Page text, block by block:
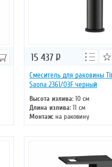
Смеситель для раковины
Saona 2361/03F черный
Высота излива: 10 см
Длина излива: 11 см
Монтаж: на раковину
Тип излива: литой
Управление: однорычажное
15 437 Р